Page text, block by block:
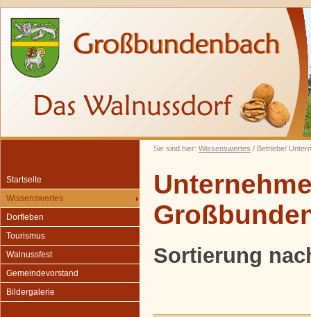
Sie sind hier: Wissenswertes / Betriebe/
Startseite
Wissenswertes
Dorfleben
Tourismus
Walnussfest
Gemeindevorstand
Bildergalerie
Sortierung